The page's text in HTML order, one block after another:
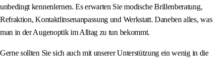
unbedingt kennenlernen. Es erwarten Sie modische Brillenberatung,
Refraktion, Kontaktlinsenanpassung und Werkstatt. Daneben alles, was
man in der Augenoptik im Alltag zu tun bekommt.
Gerne sollten Sie sich auch mit unserer Unterstützung ein wenig in die